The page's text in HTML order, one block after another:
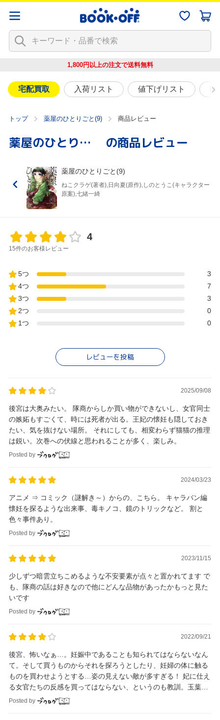
1,800円以上の注文で送料無料
宅配買取 入荷リスト 値下げリスト
トップ 薬屋のひとりごと(9) 商品レビュー
薬屋のひとりごと(9) の商品レビュー
薬屋のひとりごと(9)
ねこクラゲ(著者),日向夏(原作),しのとうこ(キャラクター
原案),七緒一綺
4
15件のお客様レビュー
5つ
3
4つ
7
3つ
3
2つ
0
1つ
0
レビューを投稿
2025/09/08
後宮は大奥みたい。 隊商からしか買い物ができないし、女官同士
の嫉妬もすごくて、時には死者が出る。王妃の懐妊も隠しておき
たい、気を抜けない場所。 それにしても、相変わらず猫猫の推理
は鋭い。次巻への伏線と思われることが多く、楽しみ。
Posted by
2024/03/23
アニメ ⇒ コミック（謎解き～）からの、こちら。 キャラバン編
懐妊を探るような出来事、毒キノコ、鏡のトリックなど。 割と
色々事件あり。
Posted by
2023/11/15
少しずつ暗雲立ちこめるような不安要素が点々と置かれてます で
も、隊商の話は好きなので他にどんな品物があったかもっと見た
いです
Posted by
2022/09/21
後宮、怖いなぁ…。妊娠中であることも知られてはならないなん
て。そして買うものからそれを探ろうとしたり、妊婦の体に触る
ものを買わせようとする…姿の見えない敵が多すぎる！ 妃に仕え
る女官たちの反感を買ってはならない、というのも教訓。玉葉妃
の女官たちがほのぼのしていて癒される…。
Posted by